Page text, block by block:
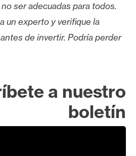
ser adecuadas para todos.
un experto y verifique la
de invertir. Podría perder
a nuestro
boletín